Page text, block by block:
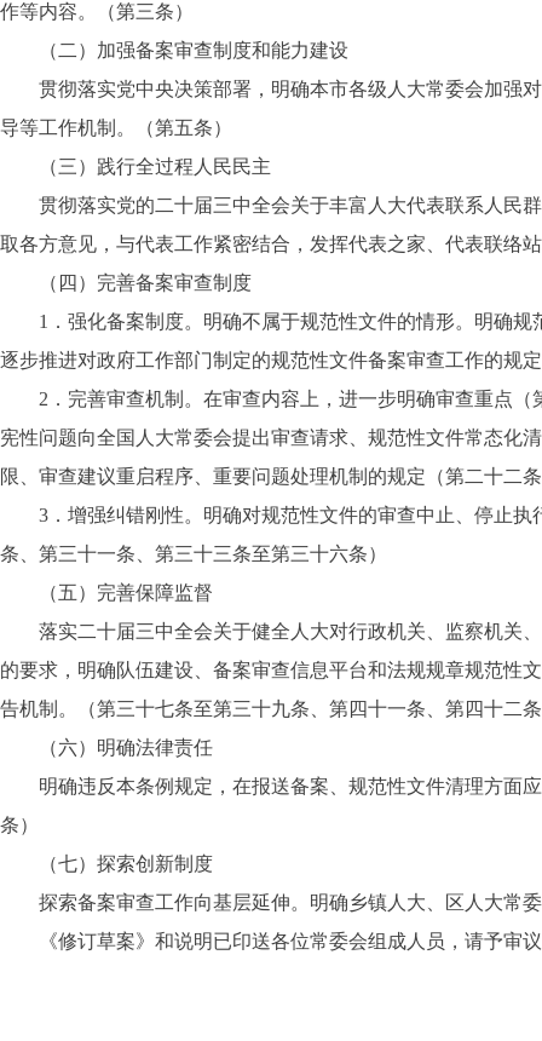
作等内容。（第三条）
（二）加强备案审查制度和能力建设
贯彻落实党中央决策部署，明确本市各级人大常委会加强对
导等工作机制。（第五条）
（三）践行全过程人民民主
贯彻落实党的二十届三中全会关于丰富人大代表联系人民群
取各方意见，与代表工作紧密结合，发挥代表之家、代表联络
（四）完善备案审查制度
1．强化备案制度。明确不属于规范性文件的情形。明确规
逐步推进对政府工作部门制定的规范性文件备案审查工作的规
2．完善审查机制。在审查内容上，进一步明确审查重点（
宪性问题向全国人大常委会提出审查请求、规范性文件常态化
限、审查建议重启程序、重要问题处理机制的规定（第二十二
3．增强纠错刚性。明确对规范性文件的审查中止、停止执
条、第三十一条、第三十三条至第三十六条）
（五）完善保障监督
落实二十届三中全会关于健全人大对行政机关、监察机关、
的要求，明确队伍建设、备案审查信息平台和法规规章规范性
告机制。（第三十七条至第三十九条、第四十一条、第四十二
（六）明确法律责任
明确违反本条例规定，在报送备案、规范性文件清理方面应
条）
（七）探索创新制度
探索备案审查工作向基层延伸。明确乡镇人大、区人大常
《修订草案》和说明已印送各位常委会组成人员，请予审